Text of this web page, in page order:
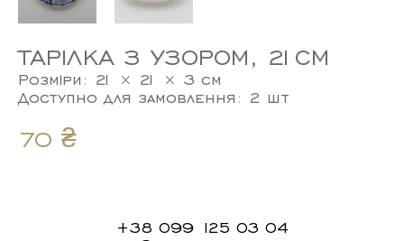
ТАРІЛКА З УЗОРОМ, 21СМ
Розміри: 21 × 21 × 3 см
Доступно для замовлення: 2 шт
70 ₴
+38 099 125 03 04